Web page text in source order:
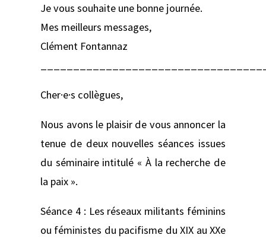
Je vous souhaite une bonne journée.
Mes meilleurs messages,
Clément Fontannaz
Cher·e·s collègues,
Nous avons le plaisir de vous annoncer la
tenue de deux nouvelles séances issues
du séminaire intitulé « À la recherche de
la paix ».
Séance 4 : Les réseaux militants féminins
ou féministes du pacifisme du XIX au XXe